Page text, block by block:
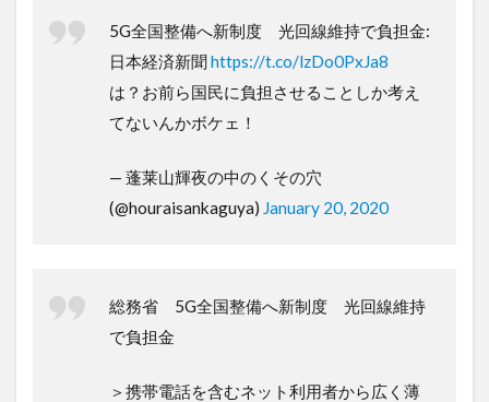
5G全国整備へ新制度 光回線維持で負担金:
日本経済新聞https://t.co/lzDo0PxJa8
は？お前ら国民に負担させることしか考え
てないんかボケェ！
— 蓬莱山輝夜の中のくその穴
(@houraisankaguya) January 20, 2020
総務省 5G全国整備へ新制度 光回線維持
で負担金
＞携帯電話を含むネット利用者から広く薄